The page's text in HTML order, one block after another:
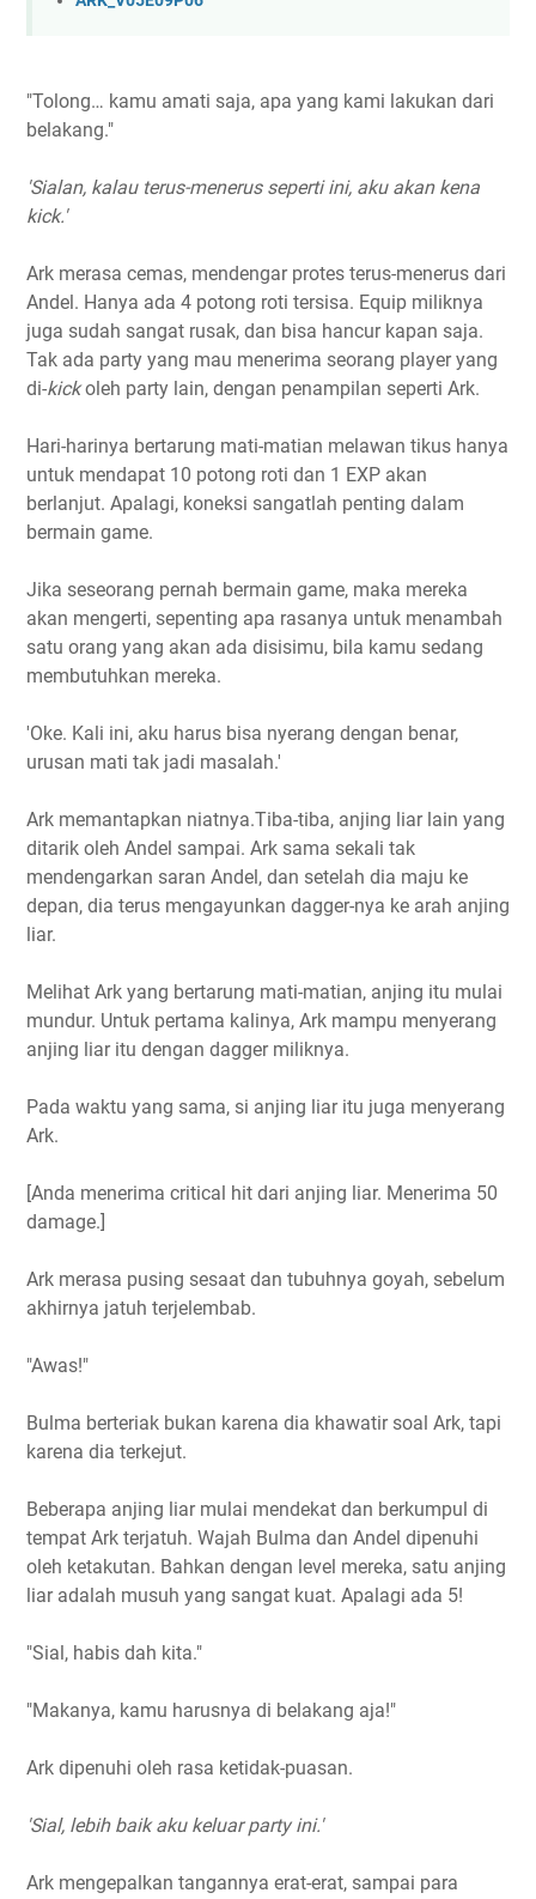
"Tolong… kamu amati saja, apa yang kami lakukan dari
belakang."
'Sialan, kalau terus-menerus seperti ini, aku akan kena
kick.'
Ark merasa cemas, mendengar protes terus-menerus dari
Andel. Hanya ada 4 potong roti tersisa. Equip miliknya
juga sudah sangat rusak, dan bisa hancur kapan saja.
Tak ada party yang mau menerima seorang player yang
di-kickoleh party lain, dengan penampilan seperti Ark.
Hari-harinya bertarung mati-matian melawan tikus hanya
untuk mendapat 10 potong roti dan 1 EXP akan
berlanjut. Apalagi, koneksi sangatlah penting dalam
bermain game.
Jika seseorang pernah bermain game, maka mereka
akan mengerti, sepenting apa rasanya untuk menambah
satu orang yang akan ada disisimu, bila kamu sedang
membutuhkan mereka.
'Oke. Kali ini, aku harus bisa nyerang dengan benar,
urusan mati tak jadi masalah.'
Ark memantapkan niatnya.Tiba-tiba, anjing liar lain yang
ditarik oleh Andel sampai. Ark sama sekali tak
mendengarkan saran Andel, dan setelah dia maju ke
depan, dia terus mengayunkan dagger-nya ke arah anjing
liar.
Melihat Ark yang bertarung mati-matian, anjing itu mulai
mundur. Untuk pertama kalinya, Ark mampu menyerang
anjing liar itu dengan dagger miliknya.
Pada waktu yang sama, si anjing liar itu juga menyerang
Ark.
[Anda menerima critical hit dari anjing liar. Menerima 50
damage.]
Ark merasa pusing sesaat dan tubuhnya goyah, sebelum
akhirnya jatuh terjelembab.
"Awas!"
Bulma berteriak bukan karena dia khawatir soal Ark, tapi
karena dia terkejut.
Beberapa anjing liar mulai mendekat dan berkumpul di
tempat Ark terjatuh. Wajah Bulma dan Andel dipenuhi
oleh ketakutan. Bahkan dengan level mereka, satu anjing
liar adalah musuh yang sangat kuat. Apalagi ada 5!
"Sial, habis dah kita."
"Makanya, kamu harusnya di belakang aja!"
Ark dipenuhi oleh rasa ketidak-puasan.
'Sial, lebih baik aku keluar party ini.'
Ark mengepalkan tangannya erat-erat, sampai para